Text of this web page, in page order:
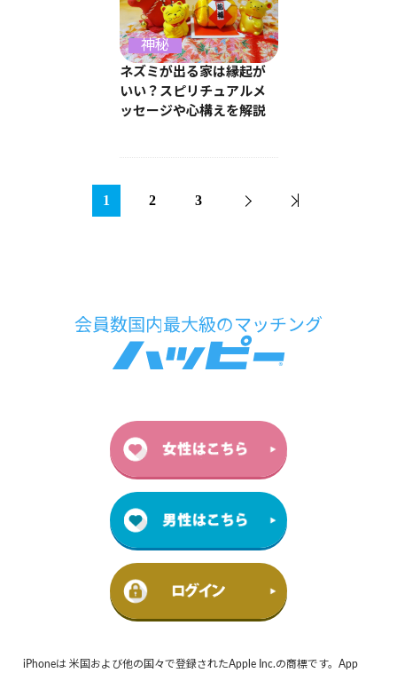
神秘
ネズミが出る家は縁起が
いい？スピリチュアルメ
ッセージや心構えを解説
1 2 3
iPhoneは 米国および他の国々で登録されたApple Inc.の商標です。App